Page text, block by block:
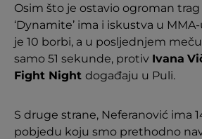
Osim što je ostavio ogroman
‘Dynamite’ ima i iskustva u
je 10 borbi, a u posljednjem
samo 51 sekunde, protiv Ivana
Fight Night događaju u Puli.
S druge strane, Neferanović ima
pobjedu koju smo prethodno